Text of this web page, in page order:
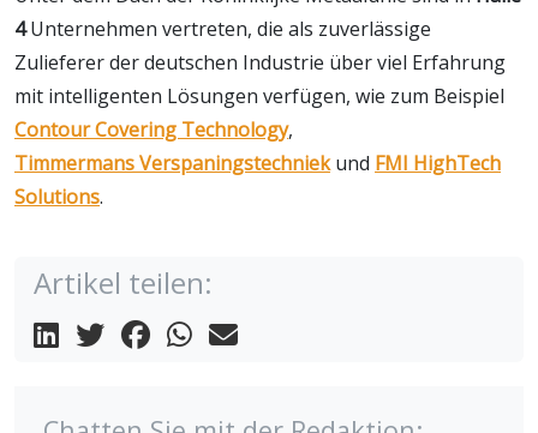
4Unternehmen vertreten, die als zuverlässige
Zulieferer der deutschen Industrie über viel Erfahrung
mit intelligenten Lösungen verfügen, wie zum Beispiel
Contour Covering Technology,
Timmermans Verspaningstechniekund FMI HighTech
Solutions.
Artikel teilen: